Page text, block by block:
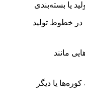
یا بسته‌بندی
در خطوط تولید
مانند
یا دیگر